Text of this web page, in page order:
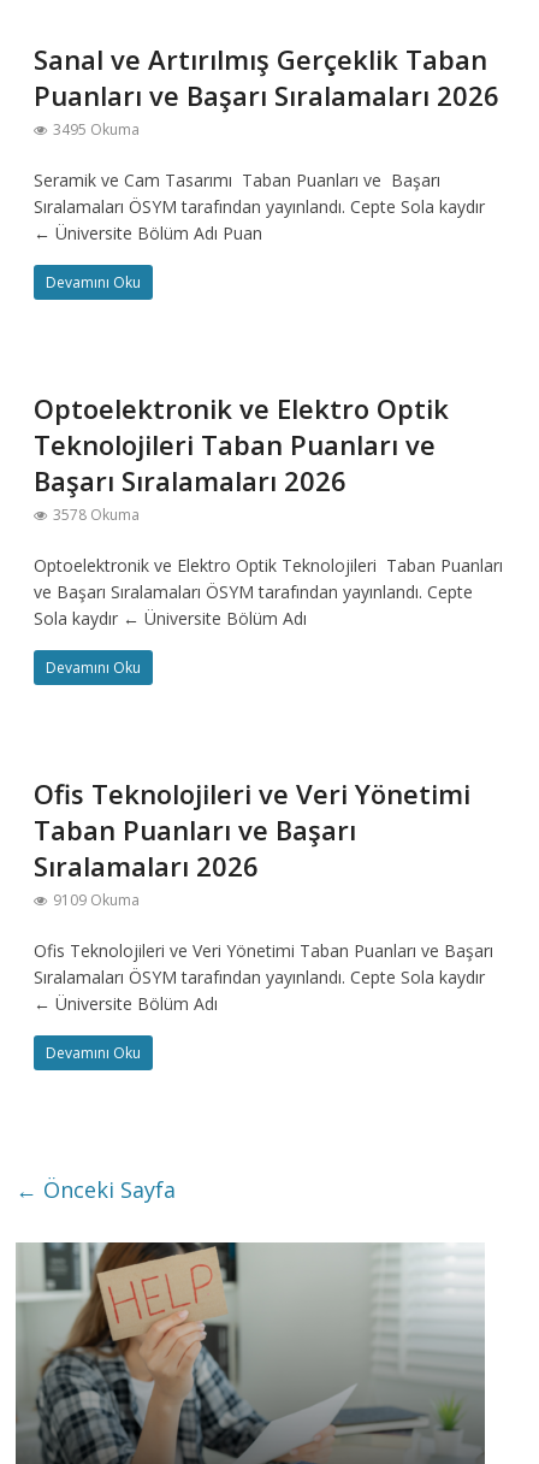
Sanal ve Artırılmış Gerçeklik Taban
Puanları ve Başarı Sıralamaları 2026
3495 Okuma
Seramik ve Cam Tasarımı Taban Puanları ve Başarı
Sıralamaları ÖSYM tarafından yayınlandı. Cepte Sola kaydır
← Üniversite Bölüm Adı Puan
Devamını Oku
Optoelektronik ve Elektro Optik
Teknolojileri Taban Puanları ve
Başarı Sıralamaları 2026
3578 Okuma
Optoelektronik ve Elektro Optik Teknolojileri Taban Puanları
ve Başarı Sıralamaları ÖSYM tarafından yayınlandı. Cepte
Sola kaydır ← Üniversite Bölüm Adı
Devamını Oku
Ofis Teknolojileri ve Veri Yönetimi
Taban Puanları ve Başarı
Sıralamaları 2026
9109 Okuma
Ofis Teknolojileri ve Veri Yönetimi Taban Puanları ve Başarı
Sıralamaları ÖSYM tarafından yayınlandı. Cepte Sola kaydır
← Üniversite Bölüm Adı
Devamını Oku
← Önceki Sayfa